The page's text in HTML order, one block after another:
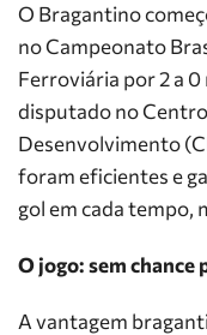
O Bragantino
no Campeonato
Ferroviária por 2 a
disputado no
Desenvolvimento
foram eficientes e
gol em cada tempo,
O jogo: sem chance
A vantagem